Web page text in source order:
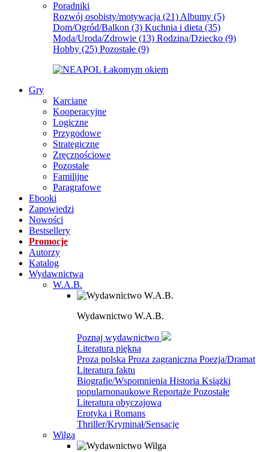
Poradniki
Rozwój osobisty/motywacja (21) Albumy (5)
Dom/Ogród/Balkon (3) Kuchnia i dieta (35)
Moda/Uroda/Zdrowie (13) Rodzina/Dziecko (9)
Hobby (25) Pozostałe (9)
Gry
Karciane
Kooperacyjne
Logiczne
Przygodowe
Strategiczne
Zręcznościowe
Pozostałe
Familijne
Paragrafowe
Ebooki
Zapowiedzi
Nowości
Bestsellery
Promocje
Autorzy
Katalog
Wydawnictwa
W.A.B.
Wydawnictwo W.A.B.
Poznaj wydawnictwo
Literatura piękna
Proza polska Proza zagraniczna Poezja/Dramat
Literatura faktu
Biografie/Wspomnienia Historia Książki
popularnonaukowe Reportaże Pozostałe
Literatura obyczajowa
Erotyka i Romans
Thriller/Kryminał/Sensacje
Wilga